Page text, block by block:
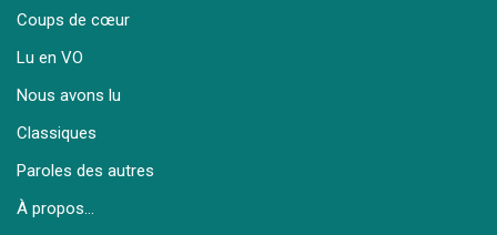
Coups de cœur
Lu en VO
Nous avons lu
Classiques
Paroles des autres
À propos…